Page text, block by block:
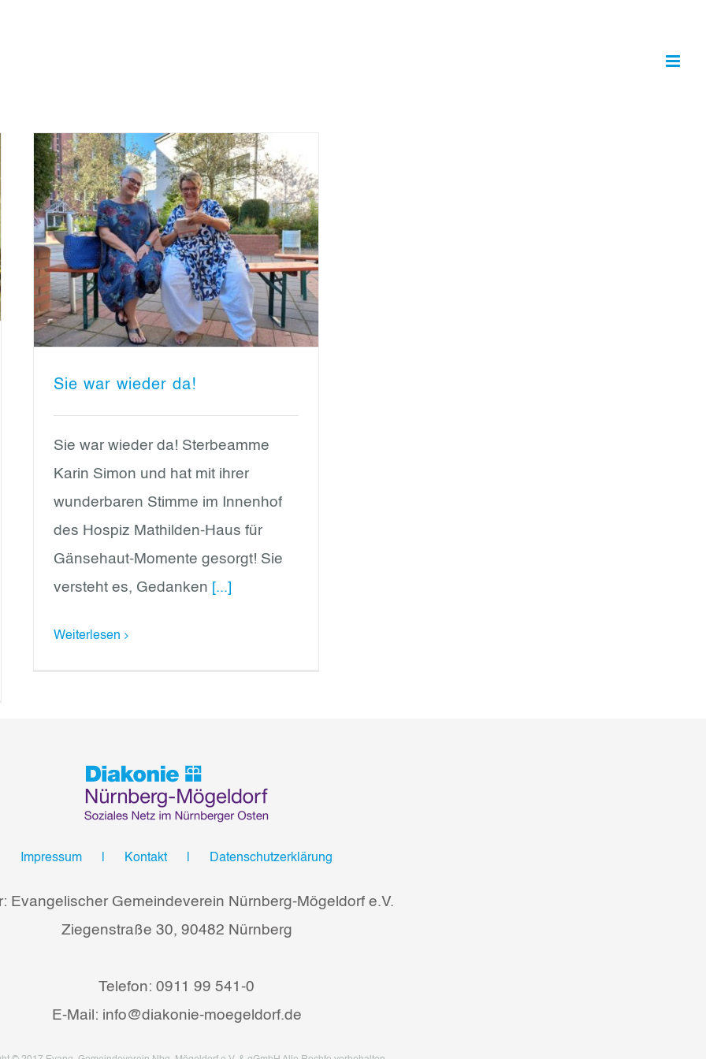
Sie war wieder da!
Sie war wieder da! Sterbeamme
Karin Simon und hat mit ihrer
wunderbaren Stimme im Innenhof
des Hospiz Mathilden-Haus für
Gänsehaut-Momente gesorgt! Sie
versteht es, Gedanken [...]
Weiterlesen
Impressum Kontakt Datenschutzerklärung
Evangelischer Gemeindeverein Nürnberg-Mögeldorf e.V.
Ziegenstraße 30, 90482 Nürnberg
Telefon: 0911 99 541-0
E-Mail: info@diakonie-moegeldorf.de